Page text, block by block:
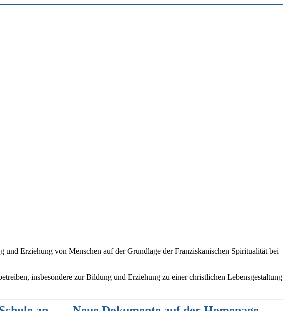
Erziehung von Menschen auf der Grundlage der Franziskanischen Spiritualität bei
insbesondere zur Bildung und Erziehung zu einer christlichen Lebensgestaltung